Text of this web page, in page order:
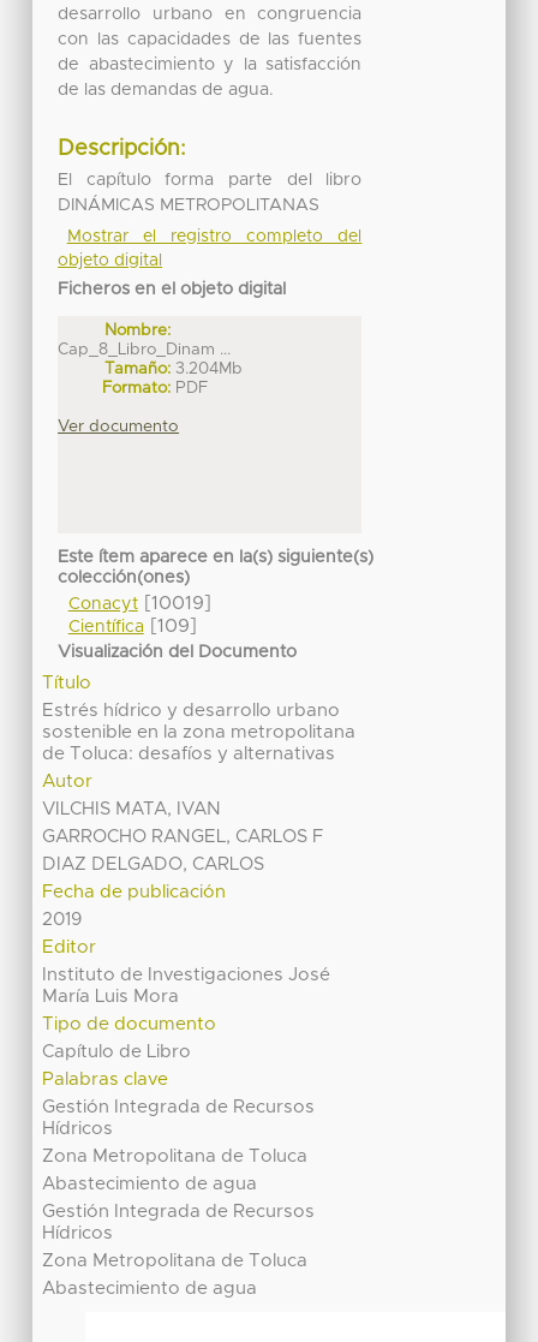
desarrollo urbano en congruencia
con las capacidades de las fuentes
de abastecimiento y la satisfacción
de las demandas de agua.
Descripción:
El capítulo forma parte del libro
DINÁMICAS METROPOLITANAS
Mostrar el registro completo del
objeto digital
Ficheros en el objeto digital
Nombre:
Cap_8_Libro_Dinam ...
Tamaño: 3.204Mb
Formato: PDF
Ver documento
Este ítem aparece en la(s) siguiente(s)
colección(ones)
Conacyt[10019]
Científica[109]
Visualización del Documento
Título
Estrés hídrico y desarrollo urbano
sostenible en la zona metropolitana
de Toluca: desafíos y alternativas
Autor
VILCHIS MATA, IVAN
GARROCHO RANGEL, CARLOS F
DIAZ DELGADO, CARLOS
Fecha de publicación
2019
Editor
Instituto de Investigaciones José
María Luis Mora
Tipo de documento
Capítulo de Libro
Palabras clave
Gestión Integrada de Recursos
Hídricos
Zona Metropolitana de Toluca
Abastecimiento de agua
Gestión Integrada de Recursos
Hídricos
Zona Metropolitana de Toluca
Abastecimiento de agua